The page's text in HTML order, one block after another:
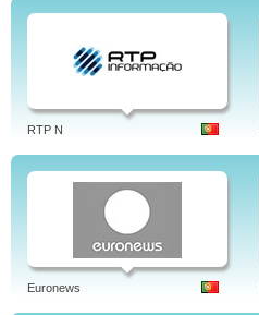
RTP N
Euronews